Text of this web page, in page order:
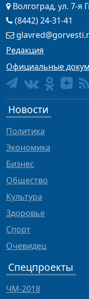
Волгоград, ул. 7-я
(8442) 24-31-41
Редакция
Официальные
Новости
Политика
Экономика
Бизнес
Общество
Культура
Здоровье
Спорт
Очевидец
Спецпроекты
ЧМ-2018